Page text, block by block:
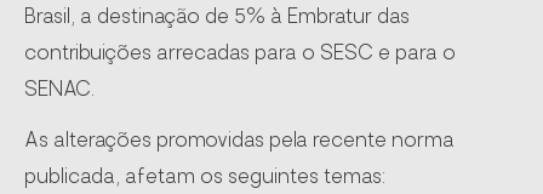
Brasil, a destinação de 5% à Embratur das
contribuições arrecadas para o SESC e para o
SENAC.
As alterações promovidas pela recente norma
publicada, afetam os seguintes temas: